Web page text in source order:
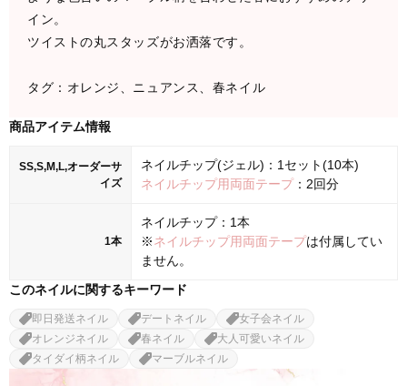
イン。
ツイストの丸スタッズがお洒落です。
タグ：オレンジ、ニュアンス、春ネイル
商品アイテム情報
SS,S,M,L,オーダーサ
イズ
ネイルチップ(ジェル)：1セット(10本)
ネイルチップ用両面テープ：2回分
1本
ネイルチップ：1本
※ネイルチップ用両面テープは付属してい
ません。
このネイルに関するキーワード
即日発送ネイル デートネイル
女子会ネイル
オレンジネイル
春ネイル
大人可愛いネイル
タイダイ柄ネイル
マーブルネイル